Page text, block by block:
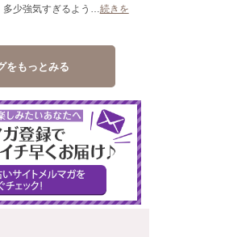
多少強気すぎるよう… 続きを
をもっとみる